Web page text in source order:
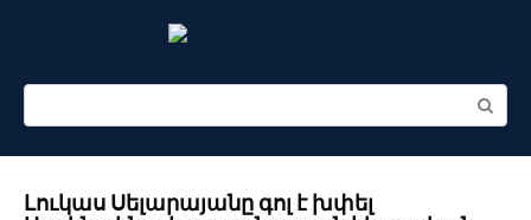
Поиск:
Լուկաս Սելարայանը գոլ է խփել